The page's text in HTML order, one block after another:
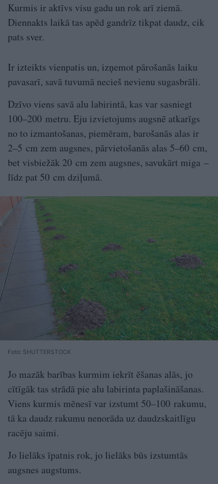
Kurmis ir aktīvs visu gadu un rok arī ziemā.
Diennakts laikā tas apēd gandrīz tikpat daudz, cik
pats sver.
Ir izteikts vienpatis un, izņemot pārošanās laiku
pavasarī, savā tuvumā necieš nevienu sugasbrāli.
Dzīvo viens savā alu labirintā, kas var sasniegt
100–200 metru. Eju izvietojums augsnē atkarīgs
no to izmantošanas, piemēram, barošanās alas ir
2–5 cm zem augsnes, pārvietošanās alas 5–60 cm,
bet visbiežāk 20 cm zem augsnes, savukārt miga –
līdz pat 50 cm dziļumā.
Foto: SHUTTERSTOCK
Jo mazāk barības kurmim iekrīt ēšanas alās, jo
cītīgāk tas strādā pie alu labirinta paplašināšanas.
Viens kurmis mēnesī var izstumt 50–100 rakumu,
tā ka daudz rakumu nenorāda uz daudzskaitlīgu
racēju saimi.
Jo lielāks īpatnis rok, jo lielāks būs izstumtās
augsnes augstums.